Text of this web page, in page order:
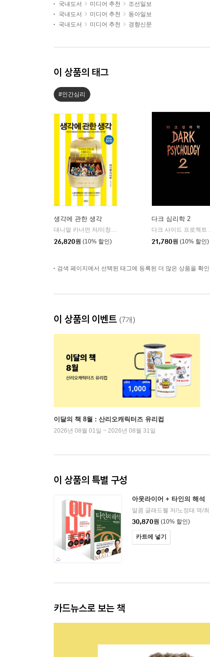
국내도서 미디어 추천
조선일보
국내도서
미디어 추천
동아일보
국내도서
미디어 추천 경향신문
이 상품의 태그
#인간심리
생각에 관한 생각
대니얼 카너먼 저/이창신 역
26,820원 (10% 할인)
다크 심리학 2
다
21,780원 (10% 할인)
검색 페이지에서 선택된 태그에 등록된 더 많은 상품을 확
이 상품의 이벤트 (7개)
이달의 책 8월 : 산리오캐릭터즈 유리컵
2026년 08월 01일 ~ 2026년 08월 31일
이 상품의 특별 구성
아웃라이어 + 타인의 해석
30,870원 (10% 할인)
카트에 넣기
카드뉴스로 보는 책